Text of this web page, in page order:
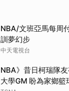
NBA/文班亞馬每周
訓夢幻步
中天電視台
NBA》昔日柯瑞隊
大學GM 盼為家鄉籃